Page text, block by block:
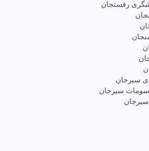
رفسنجان
سیرجان
سیرجان